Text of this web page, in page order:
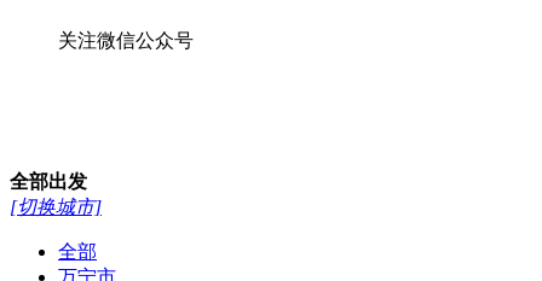
关注微信公众号
全部出发
[切换城市]
全部
万宁市